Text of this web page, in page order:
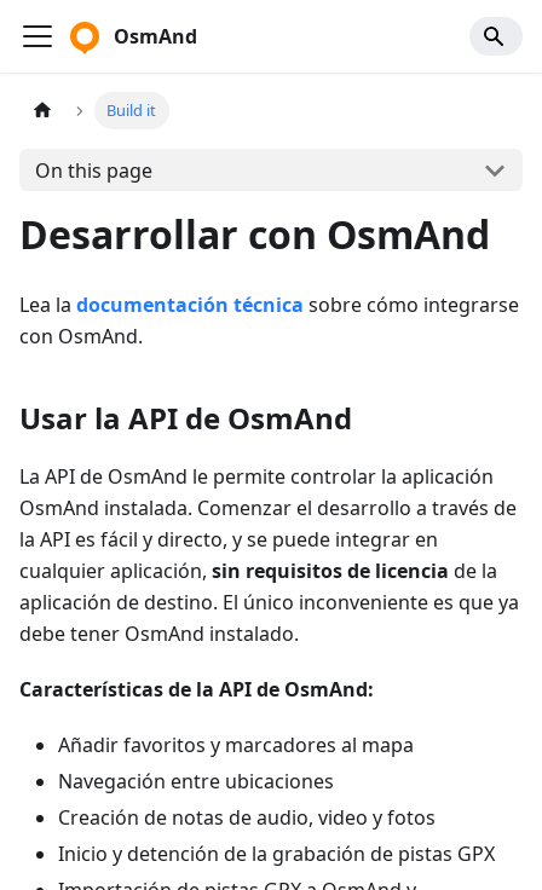
OsmAnd
Build it
On this page
Desarrollar con OsmAnd
Lea la documentación técnica sobre cómo integrarse
con OsmAnd.
Usar la API de OsmAnd
La API de OsmAnd le permite controlar la aplicación
OsmAnd instalada. Comenzar el desarrollo a través de
la API es fácil y directo, y se puede integrar en
cualquier aplicación, sin requisitos de licencia de la
aplicación de destino. El único inconveniente es que ya
debe tener OsmAnd instalado.
Características de la API de OsmAnd:
Añadir favoritos y marcadores al mapa
Navegación entre ubicaciones
Creación de notas de audio, video y fotos
Inicio y detención de la grabación de pistas GPX